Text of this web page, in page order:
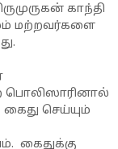
காந்தி
மற்றவர்களை
பொலிஸாரினால்
செய்யும்
கைதுக்கு